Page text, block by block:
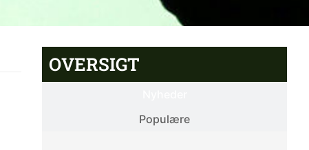
OVERSIGT
Populære